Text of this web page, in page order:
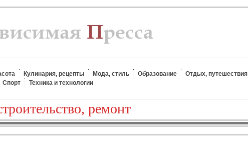
Кулинария, рецепты Мода, стиль Образование Отдых, путешествия
Спорт
Техника и технологии
ремонт